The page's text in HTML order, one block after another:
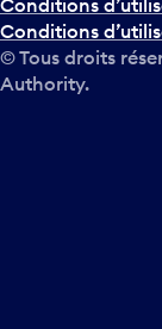
e
c
a
Conditions
Conditions
© Tous droits
Authority.